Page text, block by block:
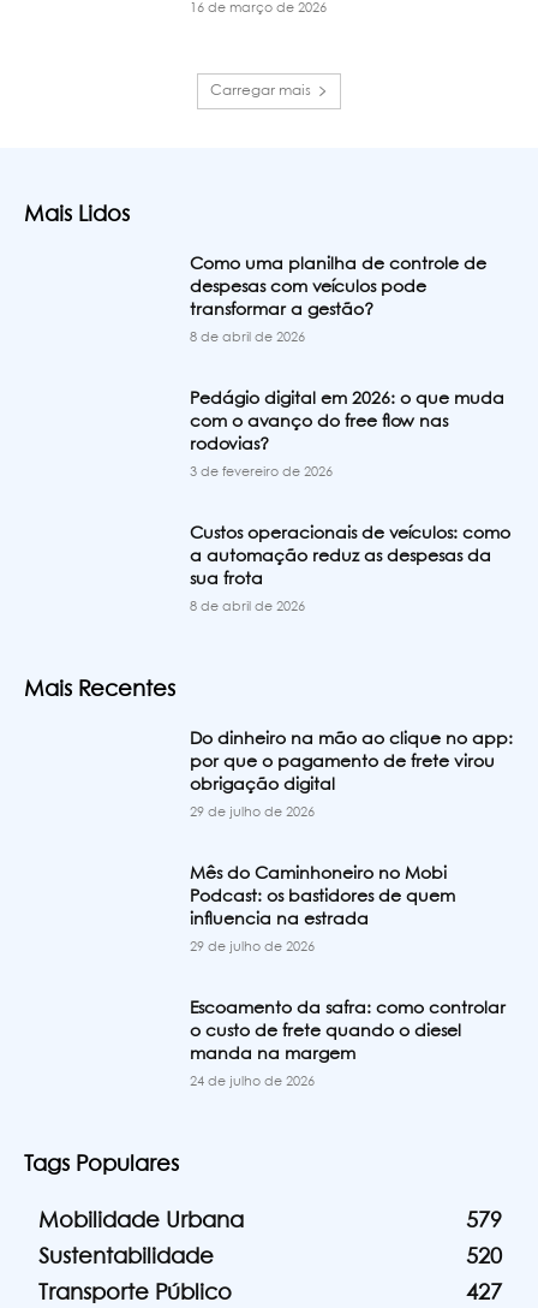
16 de março de 2026
Carregar mais
Mais Lidos
Como uma planilha de controle de
despesas com veículos pode
transformar a gestão?
8 de abril de 2026
Pedágio digital em 2026: o que muda
com o avanço do free flow nas
rodovias?
3 de fevereiro de 2026
Custos operacionais de veículos: como
a automação reduz as despesas da
sua frota
8 de abril de 2026
Mais Recentes
Do dinheiro na mão ao clique no app:
por que o pagamento de frete virou
obrigação digital
29 de julho de 2026
Mês do Caminhoneiro no Mobi
Podcast: os bastidores de quem
influencia na estrada
29 de julho de 2026
Escoamento da safra: como controlar
o custo de frete quando o diesel
manda na margem
24 de julho de 2026
Tags Populares
Mobilidade Urbana
579
Sustentabilidade
520
Transporte Público
427